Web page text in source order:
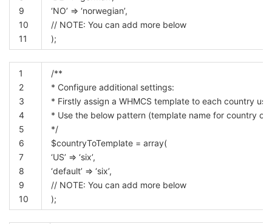
9
10
11
‘NO’ = ‘norwegian’,
// NOTE: You can add more below
);
1
2
3
4
5
6
7
8
9
10
/**
* Configure additional settings:
* Firstly assign a WHMCS template to each country
* Use the below pattern (template name for country
*/
$countryToTemplate = array(
‘US’ = ‘six’,
‘default’ = ‘six’,
// NOTE: You can add more below
);